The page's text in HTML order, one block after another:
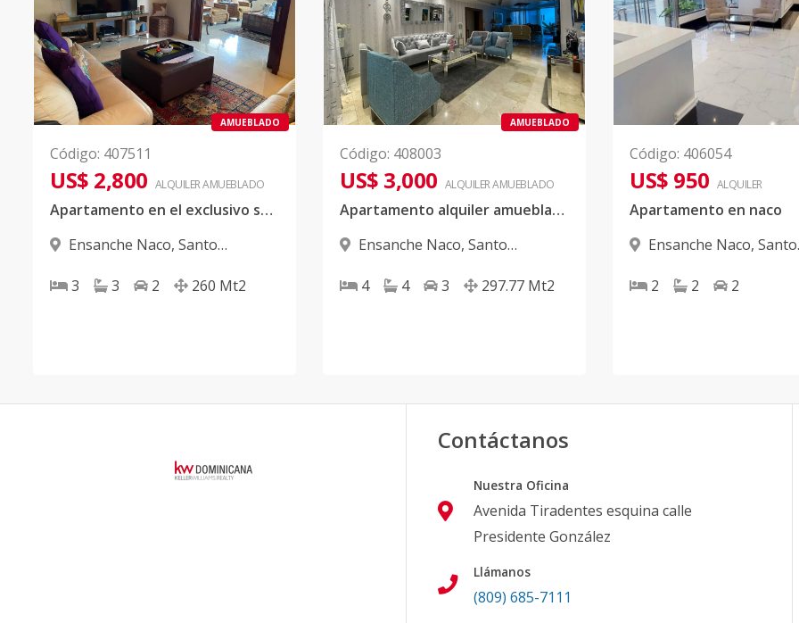
AMUEBLADO
Código: 407511
US$ 2,800 ALQUILERAMUEBLADO
Apartamento en el exclusivo sector de Naco
Ensanche Naco, Santo
3
3 2 260 Mt2
AMUEBLADO
Código: 408003
US$ 3,000 ALQUILERAMUEBLADO
Apartamento alquiler amueblado Ens.Naco, Santo Domingo
Ensanche Naco, Santo
4
4 3 297.77 Mt2
Código: 406054
US$ 950 ALQUILER
Apartamento en naco
Ensanche Naco, Santo
2
2 2
Contáctanos
Nuestra Oficina
Avenida Tiradentes esquina calle
Presidente González
Llámanos
(809) 685-7111